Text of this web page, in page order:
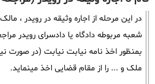
در این مرحله از اجاره وثیقه در رویدر ،
شعبه مربوطه دادگاه یا دادسرای رویدر
بمنظور اخذ نامه نیابت نیابت (در صورت
ملک و ... را از مقام قضایی اخذ مینماید.